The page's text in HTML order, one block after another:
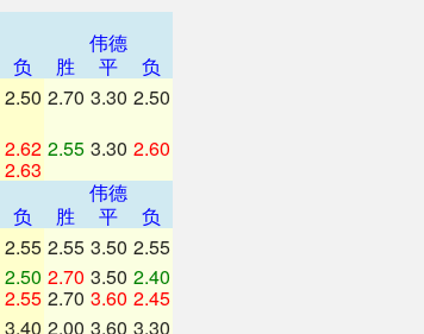
伟德
负 胜 平
负
2.50 2.70 3.30 2.50
2.62 2.55 3.30 2.60
2.63
伟德
负 胜 平
负
2.55 2.55 3.50 2.55
2.50 2.70 3.50 2.40
2.55 2.70 3.60 2.45
3.40 2.00 3.60 3.30